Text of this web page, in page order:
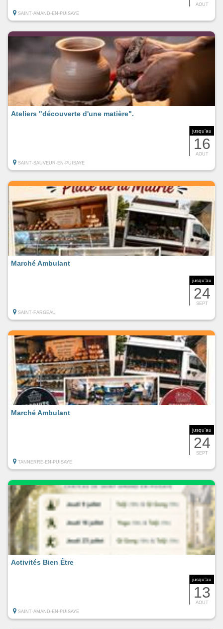
AOUT
SAINT-AMAND-EN-PUISAYE
jusqu'au
16
AOUT
Ateliers "découverte d'une matière".
SAINT-SAUVEUR-EN-PUISAYE
jusqu'au
24
SEPT
Marché Ambulant
SAINT-FARGEAU
jusqu'au
24
SEPT
Marché Ambulant
TANNERRE-EN-PUISAYE
jusqu'au
13
AOUT
Activités Bien Être
SAINT-AMAND-EN-PUISAYE